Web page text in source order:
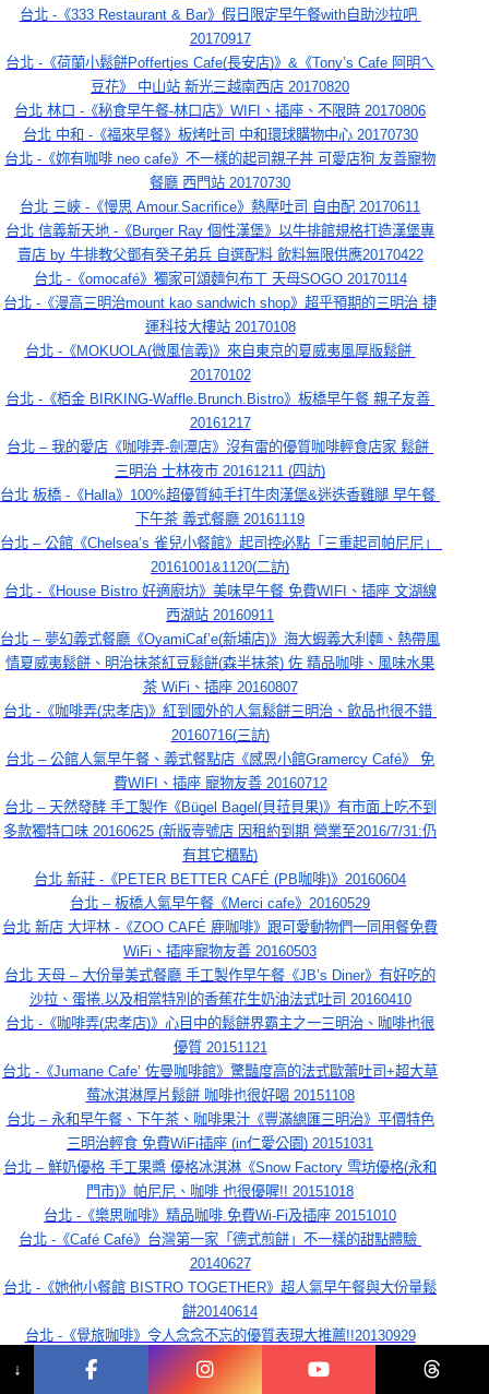
台北 -《333 Restaurant & Bar》假日限定早午餐with自助沙拉吧
20170917
台北 -《荷蘭小鬆餅Poffertjes Cafe(長安店)》&《Tony’s Cafe 阿明ㄟ
豆花》 中山站 新光三越南西店 20170820
台北 林口 -《秘食早午餐-林口店》WIFI、插座、不限時 20170806
台北 中和 -《福來早餐》板烤吐司 中和環球購物中心 20170730
台北 -《妳有咖啡 neo cafe》不一樣的起司親子丼 可愛店狗 友善寵物
餐廳 西門站 20170730
台北 三峽 -《慢思 Amour.Sacrifice》熱壓吐司 自由配 20170611
台北 信義新天地 -《Burger Ray 個性漢堡》以牛排館規格打造漢堡專
賣店 by 牛排教父鄧有癸子弟兵 自選配料 飲料無限供應20170422
台北 -《omocafé》獨家可頌麵包布丁 天母SOGO 20170114
台北 -《漫高三明治mount kao sandwich shop》超乎預期的三明治 捷
運科技大樓站 20170108
台北 -《MOKUOLA(微風信義)》來自東京的夏威夷風厚版鬆餅
20170102
台北 -《栢金 BIRKING-Waffle.Brunch.Bistro》板橋早午餐 親子友善
20161217
台北 – 我的愛店《咖啡弄-劍潭店》沒有雷的優質咖啡輕食店家 鬆餅
三明治 士林夜市 20161211 (四訪)
台北 板橋 -《Halla》100%超優質純手打牛肉漢堡&迷迭香雞腿 早午餐
下午茶 義式餐廳 20161119
台北 – 公館《Chelsea’s 雀兒小餐館》起司控必點「三重起司帕尼尼」
20161001&1120(二訪)
台北 -《House Bistro 好適廚坊》美味早午餐 免費WIFI、插座 文湖線
西湖站 20160911
台北 – 夢幻義式餐廳《OyamiCaf’e(新埔店)》海大蝦義大利麵、熱帶風
情夏威夷鬆餅、明治抹茶紅豆鬆餅(森半抹茶) 佐 精品咖啡、風味水果
茶 WiFi、插座 20160807
台北 -《咖啡弄(忠孝店)》紅到國外的人氣鬆餅三明治、飲品也很不錯
20160716(三訪)
台北 – 公館人氣早午餐、義式餐點店《感恩小館Gramercy Café》 免
費WIFI、插座 寵物友善 20160712
台北 – 天然發酵 手工製作《Bügel Bagel(貝菈貝果)》有市面上吃不到
多款獨特口味 20160625 (新版壹號店 因租約到期 營業至2016/7/31;仍
有其它櫃點)
台北 新莊 -《PETER BETTER CAFÉ (PB咖啡)》20160604
台北 – 板橋人氣早午餐《Merci cafe》20160529
台北 新店 大坪林 -《ZOO CAFÉ 鹿咖啡》跟可愛動物們一同用餐免費
WiFi、插座寵物友善 20160503
台北 天母 – 大份量美式餐廳 手工製作早午餐《JB’s Diner》有好吃的
沙拉、蛋捲,以及相當特別的香蕉花生奶油法式吐司 20160410
台北 -《咖啡弄(忠孝店)》心目中的鬆餅界霸主之一三明治、咖啡也很
優質 20151121
台北 -《Jumane Cafe’ 佐曼咖啡館》驚豔度高的法式歐蕾吐司+超大草
莓冰淇淋厚片鬆餅 咖啡也很好喝 20151108
台北 – 永和早午餐、下午茶、咖啡果汁《豐滿總匯三明治》平價特色
三明治輕食 免費WiFi插座 (in仁愛公園) 20151031
台北 – 鮮奶優格 手工果醬 優格冰淇淋《Snow Factory 雪坊優格(永和
門市)》帕尼尼、咖啡 也很優喔!! 20151018
台北 -《樂思咖啡》精品咖啡.免費Wi-Fi及插座 20151010
台北 -《Café Café》台灣第一家「德式煎餅」不一樣的甜點體驗
20140627
台北 -《她他小餐館 BISTRO TOGETHER》超人氣早午餐與大份量鬆
餅20140614
台北 -《覺旅咖啡》令人念念不忘的優質表現大推薦!!20130929
台北 – 柏林頓花園.英式煎餅&炸豬排 20121027 (敦南店已遷至忠孝店
20130324)
↓